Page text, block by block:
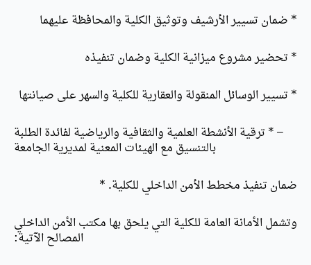
* ضمان تسيير الأرشيف وتوثيق الكلية والمحافظة عليهما
* تحضير مشروع ميزانية الكلية وضمان تنفيذه
* تسيير الوسائل المنقولة والعقارية للكلية والسهر على صيانتها
– * ترقية الأنشطة العلمية والثقافية والرياضية لفائدة الطلبة
بالتنسيق مع الهيئات المعنية لمديرية الجامعة
ضمان تنفيذ مخطط الأمن الداخلي للكلية. *
وتشمل الأمانة العامة للكلية التي يلحق بها مكتب الأمن الداخلي
المصالح الآتية: